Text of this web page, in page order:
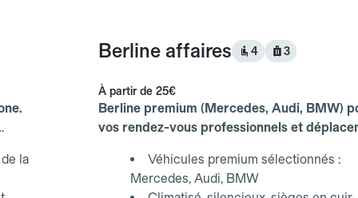
la
Berline affaires 4 3
À partir de 25€
Berline premium (Mercedes, Audi, BMW)
vos rendez-vous professionnels et
Véhicules premium sélectionnés :
Mercedes, Audi, BMW